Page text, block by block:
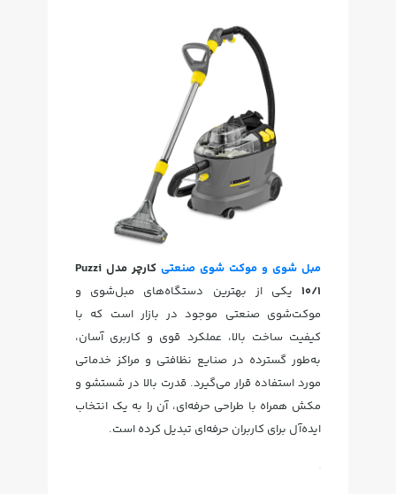
مبل شوی و موکت شوی صنعتی
کارچر مدل Puzzi
10/1 یکی از بهترین دستگاه‌های مبل‌شوی و
موکت‌شوی صنعتی موجود در بازار است که با
کیفیت ساخت بالا، عملکرد قوی و کاربری آسان،
به‌طور گسترده در صنایع نظافتی و مراکز خدماتی
مورد استفاده قرار می‌گیرد. قدرت بالا در شستشو و
مکش همراه با طراحی حرفه‌ای، آن را به یک انتخاب
ایده‌آل برای کاربران حرفه‌ای تبدیل کرده است.